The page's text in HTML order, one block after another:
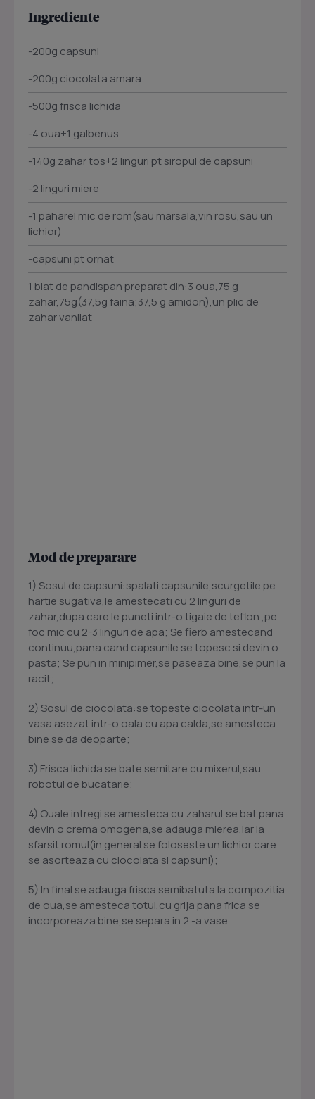
Ingrediente
-200g capsuni
-200g ciocolata amara
-500g frisca lichida
-4 oua+1 galbenus
-140g zahar tos+2 linguri pt siropul de capsuni
-2 linguri miere
-1 paharel mic de rom(sau marsala,vin rosu,sau un
lichior)
-capsuni pt ornat
1 blat de pandispan preparat din:3 oua,75 g
zahar,75g(37,5g faina;37,5 g amidon),un plic de
zahar vanilat
Mod de preparare
1) Sosul de capsuni:spalati capsunile,scurgetile pe
hartie sugativa,le amestecati cu 2 linguri de
zahar,dupa care le puneti intr-o tigaie de teflon ,pe
foc mic cu 2-3 linguri de apa; Se fierb amestecand
continuu,pana cand capsunile se topesc si devin o
pasta; Se pun in minipimer,se paseaza bine,se pun la
racit;
2) Sosul de ciocolata:se topeste ciocolata intr-un
vasa asezat intr-o oala cu apa calda,se amesteca
bine se da deoparte;
3) Frisca lichida se bate semitare cu mixerul,sau
robotul de bucatarie;
4) Ouale intregi se amesteca cu zaharul,se bat pana
devin o crema omogena,se adauga mierea,iar la
sfarsit romul(in general se foloseste un lichior care
se asorteaza cu ciocolata si capsuni);
5) In final se adauga frisca semibatuta la compozitia
de oua,se amesteca totul,cu grija pana frica se
incorporeaza bine,se separa in 2 -a vase